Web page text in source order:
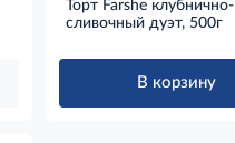
Торт Farshe клубнично-
сливочный дуэт, 500г
В корзину